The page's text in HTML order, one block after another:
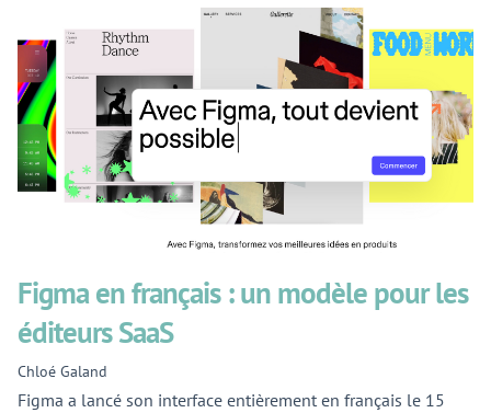
Figma en français : un modèle pour les
éditeurs SaaS
Chloé Galand
Figma a lancé son interface entièrement en français le 15